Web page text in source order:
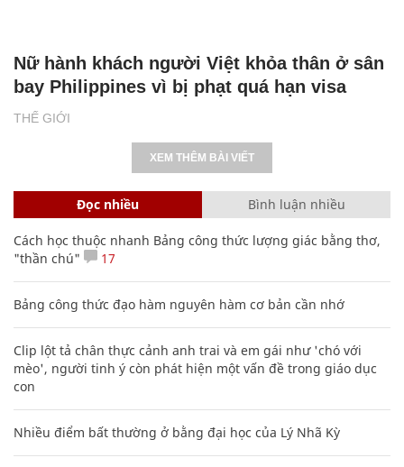
THẾ GIỚI
Nữ hành khách người Việt khỏa thân ở sân
bay Philippines vì bị phạt quá hạn visa
XEM THÊM BÀI VIẾT
Đọc nhiều Bình luận nhiều
Cách học thuộc nhanh Bảng công thức lượng giác bằng thơ,
"thần chú"
17
Bảng công thức đạo hàm nguyên hàm cơ bản cần nhớ
Clip lột tả chân thực cảnh anh trai và em gái như 'chó với
mèo', người tinh ý còn phát hiện một vấn đề trong giáo dục
con
Nhiều điểm bất thường ở bằng đại học của Lý Nhã Kỳ